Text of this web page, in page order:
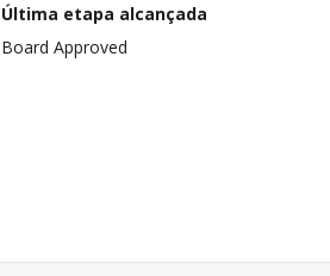
Última etapa alcançada
Board Approved